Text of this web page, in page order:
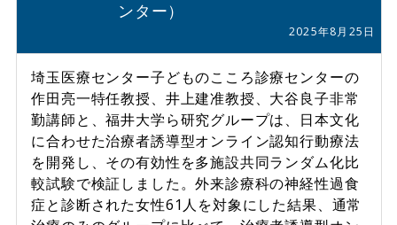
ンター）
2025年8月25日
埼玉医療センター子どものこころ診療センターの
作田亮一特任教授、井上建准教授、大谷良子非常
勤講師と、福井大学ら研究グループは、日本文化
に合わせた治療者誘導型オンライン認知行動療法
を開発し、その有効性を多施設共同ランダム化比
較試験で検証しました。外来診療科の神経性過食
症と診断された女性61人を対象にした結果、通常